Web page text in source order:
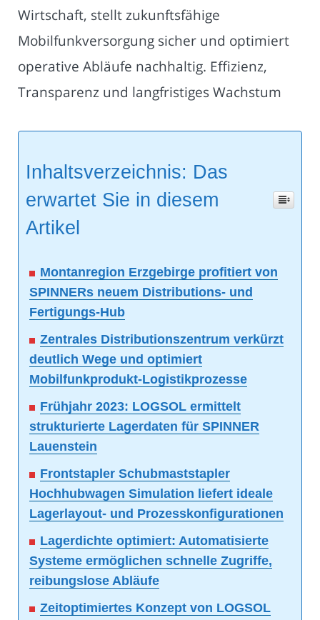
Wirtschaft, stellt zukunftsfähige
Mobilfunkversorgung sicher und optimiert
operative Abläufe nachhaltig. Effizienz,
Transparenz und langfristiges Wachstum
Inhaltsverzeichnis: Das
erwartet Sie in diesem
Artikel
Montanregion Erzgebirge profitiert von
SPINNERs neuem Distributions- und
Fertigungs-Hub
Zentrales Distributionszentrum verkürzt
deutlich Wege und optimiert
Mobilfunkprodukt-Logistikprozesse
Frühjahr 2023: LOGSOL ermittelt
strukturierte Lagerdaten für SPINNER
Lauenstein
Frontstapler Schubmaststapler
Hochhubwagen Simulation liefert ideale
Lagerlayout- und Prozesskonfigurationen
Lagerdichte optimiert: Automatisierte
Systeme ermöglichen schnelle Zugriffe,
reibungslose Abläufe
Zeitoptimiertes Konzept von LOGSOL